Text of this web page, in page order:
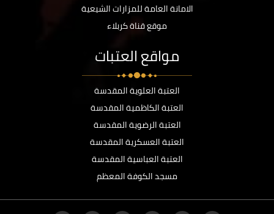
الامانة العامة للمزارات الشيعية
موقع قناة كربلاء
مواقع العتبات
العتبة العلوية المقدسة
العتبة الكاظمية المقدسة
العتبة الرضوية المقدسة
العتبة العسكرية المقدسة
العتبة العباسية المقدسة
مسجد الكوفة المعظم